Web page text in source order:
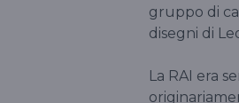
gruppo di
disegni di
La RAI era